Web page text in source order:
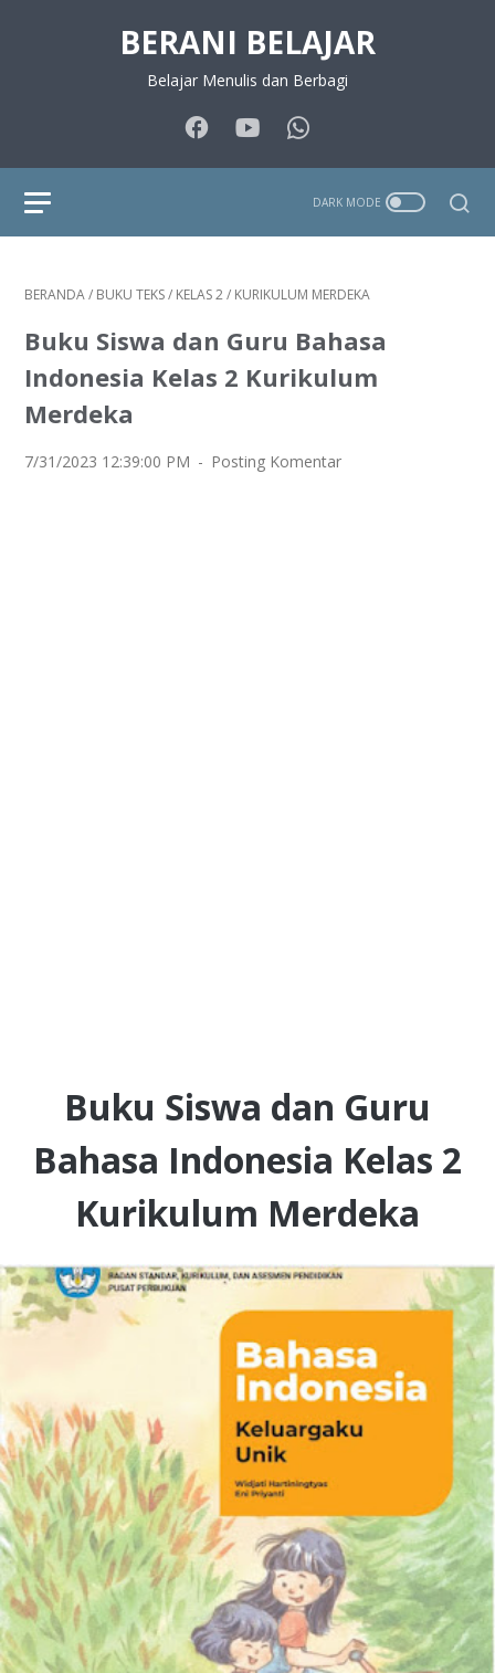
BERANI BELAJAR
Belajar Menulis dan Berbagi
BERANDA/ BUKU TEKS/ KELAS 2/ KURIKULUM MERDEKA
Buku Siswa dan Guru Bahasa
Indonesia Kelas 2 Kurikulum
Merdeka
7/31/2023 12:39:00 PM Posting Komentar
Buku Siswa dan Guru
Bahasa Indonesia Kelas 2
Kurikulum Merdeka